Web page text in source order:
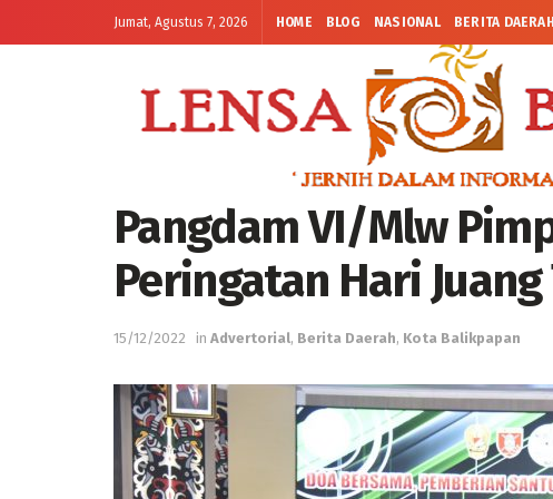
Jumat, Agustus 7, 2026 HOME BLOG NASIONAL BERITA DAERAH
Pangdam VI/Mlw
Peringatan Hari Juang
15/12/2022 in Advertorial, Berita Daerah, Kota Balikpapan